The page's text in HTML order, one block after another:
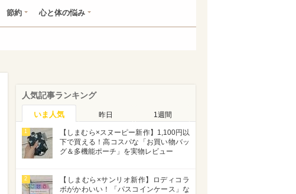
節約 心と体の悩み
人気記事ランキング
いま人気 昨日 1週間
1
【しまむら×スヌーピー新作】1,100円以
下で買える！高コスパな「お買い物バッ
グ＆多機能ポーチ」を実物レビュー
2
【しまむら×サンリオ新作】ロディコラ
ボがかわいい！「パスコインケース」な